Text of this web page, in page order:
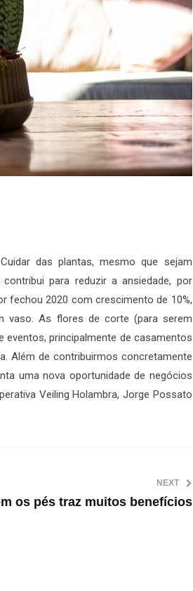
das plantas, mesmo que sejam
para reduzir a ansiedade, por
fechou 2020 com crescimento de 10%,
vaso. As flores de corte (para serem
principalmente de casamentos
Além de contribuirmos concretamente
uma nova oportunidade de negócios
Veiling Holambra, Jorge Possato
NEXT
os pés traz muitos benefícios